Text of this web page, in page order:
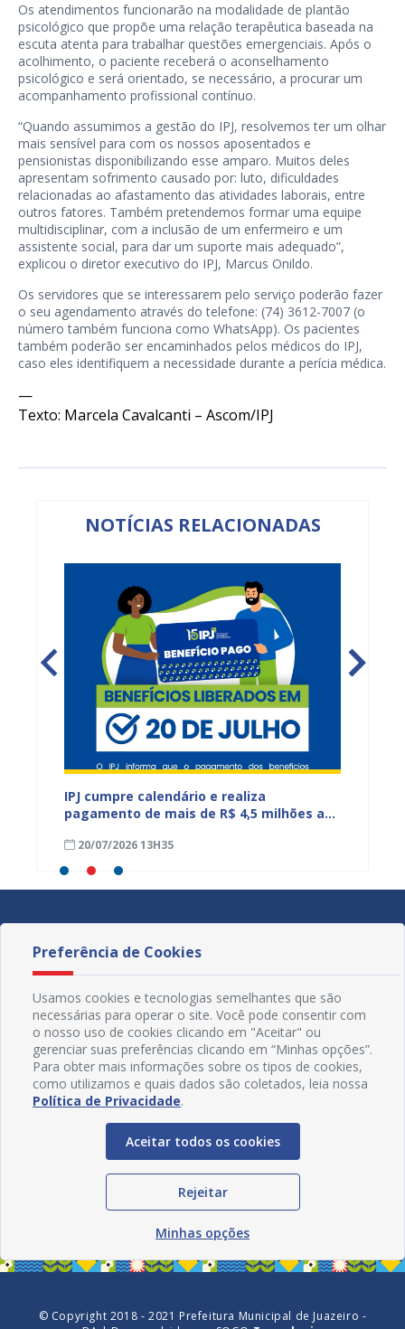
Os atendimentos funcionarão na modalidade de plantão
psicológico que propõe uma relação terapêutica baseada na
escuta atenta para trabalhar questões emergenciais. Após o
acolhimento, o paciente receberá o aconselhamento
psicológico e será orientado, se necessário, a procurar um
acompanhamento profissional contínuo.
“Quando assumimos a gestão do IPJ, resolvemos ter um olhar
mais sensível para com os nossos aposentados e
pensionistas disponibilizando esse amparo. Muitos deles
apresentam sofrimento causado por: luto, dificuldades
relacionadas ao afastamento das atividades laborais, entre
outros fatores. Também pretendemos formar uma equipe
multidisciplinar, com a inclusão de um enfermeiro e um
assistente social, para dar um suporte mais adequado”,
explicou o diretor executivo do IPJ, Marcus Onildo.
Os servidores que se interessarem pelo serviço poderão fazer
o seu agendamento através do telefone: (74) 3612-7007 (o
número também funciona como WhatsApp). Os pacientes
também poderão ser encaminhados pelos médicos do IPJ,
caso eles identifiquem a necessidade durante a perícia médica.
—
Texto: Marcela Cavalcanti – Ascom/IPJ
NOTÍCIAS RELACIONADAS
IPJ cumpre calendário e realiza
pagamento de mais de R$ 4,5 milhões a
20/07/2026 13H35
© Copyright 2018 - 2021 Prefeitura Municipal de Juazeiro -
Preferência de Cookies
Usamos cookies e tecnologias semelhantes que são
necessárias para operar o site. Você pode consentir com
o nosso uso de cookies clicando em "Aceitar" ou
gerenciar suas preferências clicando em “Minhas opções”.
Para obter mais informações sobre os tipos de cookies,
como utilizamos e quais dados são coletados, leia nossa
Política de Privacidade.
Aceitar todos os cookies
Rejeitar
Minhas opções